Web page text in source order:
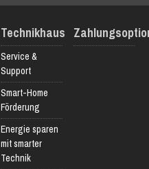
Technikhaus
Service &
Support
Smart-Home
Förderung
Energie sparen
mit smarter
Technik